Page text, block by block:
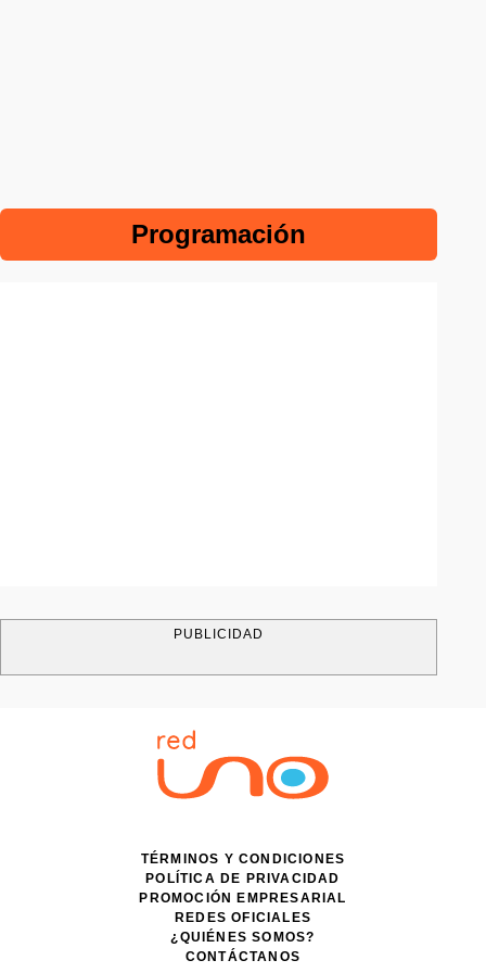
Programación
PUBLICIDAD
TÉRMINOS Y CONDICIONES
POLÍTICA DE PRIVACIDAD
PROMOCIÓN EMPRESARIAL
REDES OFICIALES
¿QUIÉNES SOMOS?
CONTÁCTANOS